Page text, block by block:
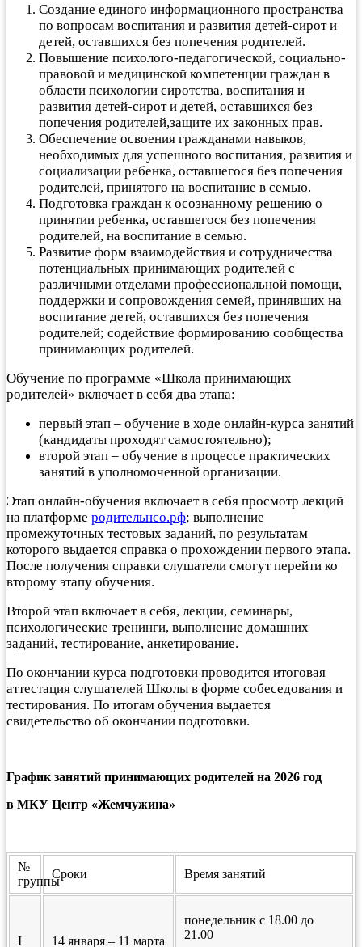
Создание единого информационного пространства
по вопросам воспитания и развития детей-сирот и
детей, оставшихся без попечения родителей.
Повышение психолого-педагогической, социально-
правовой и медицинской компетенции граждан в
области психологии сиротства, воспитания и
развития детей-сирот и детей, оставшихся без
попечения родителей,защите их законных прав.
Обеспечение освоения гражданами навыков,
необходимых для успешного воспитания, развития и
социализации ребенка, оставшегося без попечения
родителей, принятого на воспитание в семью.
Подготовка граждан к осознанному решению о
принятии ребенка, оставшегося без попечения
родителей, на воспитание в семью.
Развитие форм взаимодействия и сотрудничества
потенциальных принимающих родителей с
различными отделами профессиональной помощи,
поддержки и сопровождения семей, принявших на
воспитание детей, оставшихся без попечения
родителей; содействие формированию сообщества
принимающих родителей.
Обучение по программе «Школа принимающих
родителей» включает в себя два этапа:
первый этап – обучение в ходе онлайн-курса занятий
(кандидаты проходят самостоятельно);
второй этап – обучение в процессе практических
занятий в уполномоченной организации.
Этап онлайн-обучения включает в себя просмотр лекций
на платформе родительнсо.рф; выполнение
промежуточных тестовых заданий, по результатам
которого выдается справка о прохождении первого этапа.
После получения справки слушатели смогут перейти ко
второму этапу обучения.
Второй этап включает в себя, лекции, семинары,
психологические тренинги, выполнение домашних
заданий, тестирование, анкетирование.
По окончании курса подготовки проводится итоговая
аттестация слушателей Школы в форме собеседования и
тестирования. По итогам обучения выдается
свидетельство об окончании подготовки.
График занятий принимающих родителей на 2026 год
в МКУ Центр «Жемчужина»
№
группы
Сроки Время занятий
I 14 января – 11 марта
понедельник с 18.00 до
21.00